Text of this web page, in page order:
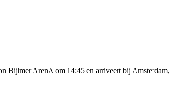
Bijlmer ArenA om 14:45 en arriveert bij